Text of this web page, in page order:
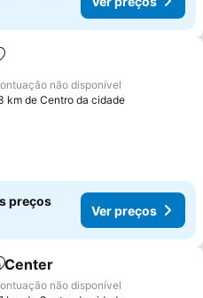
aos favoritos
não disponível
km de Centro da cidade
preços
Ver preços
aos favoritos
Center
não disponível